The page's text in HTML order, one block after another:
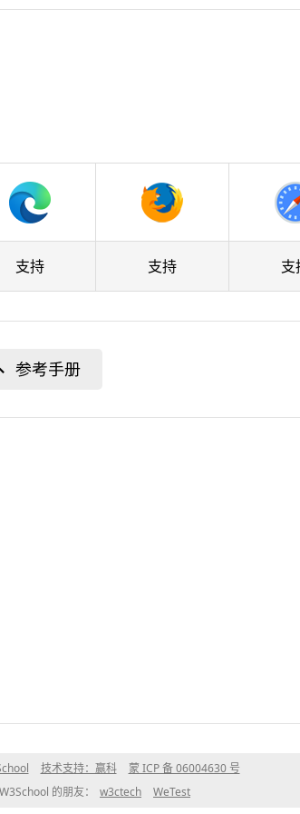
支持 支持 支
技术支持：赢科
蒙 ICP 备 06004630 号
W3School 的朋友：
w3ctech WeTest